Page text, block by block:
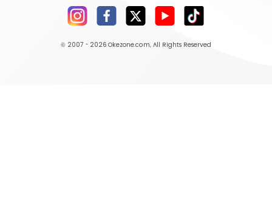
© 2007 - 2026 Okezone.com, All Rights Reserved